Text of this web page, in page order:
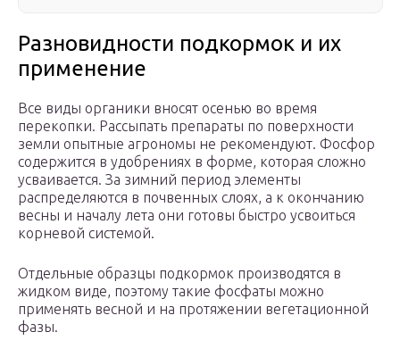
Разновидности подкормок и их
применение
Все виды органики вносят осенью во время
перекопки. Рассыпать препараты по поверхности
земли опытные агрономы не рекомендуют. Фосфор
содержится в удобрениях в форме, которая сложно
усваивается. За зимний период элементы
распределяются в почвенных слоях, а к окончанию
весны и началу лета они готовы быстро усвоиться
корневой системой.
Отдельные образцы подкормок производятся в
жидком виде, поэтому такие фосфаты можно
применять весной и на протяжении вегетационной
фазы.